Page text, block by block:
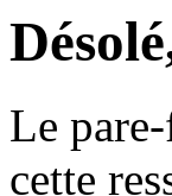
Le
cette